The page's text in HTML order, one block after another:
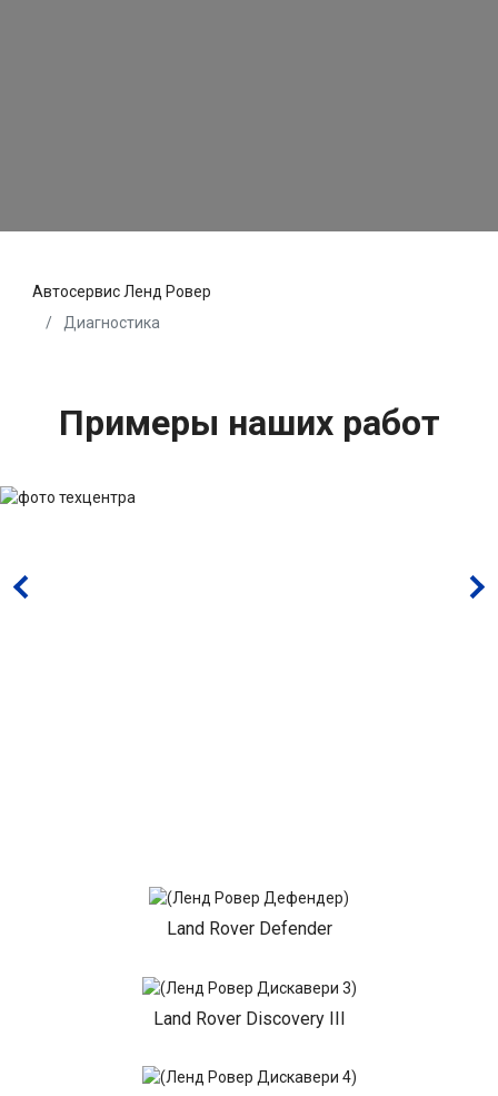
Автосервис Ленд Ровер
Диагностика
Примеры наших работ
Land Rover Defender
Land Rover Discovery III